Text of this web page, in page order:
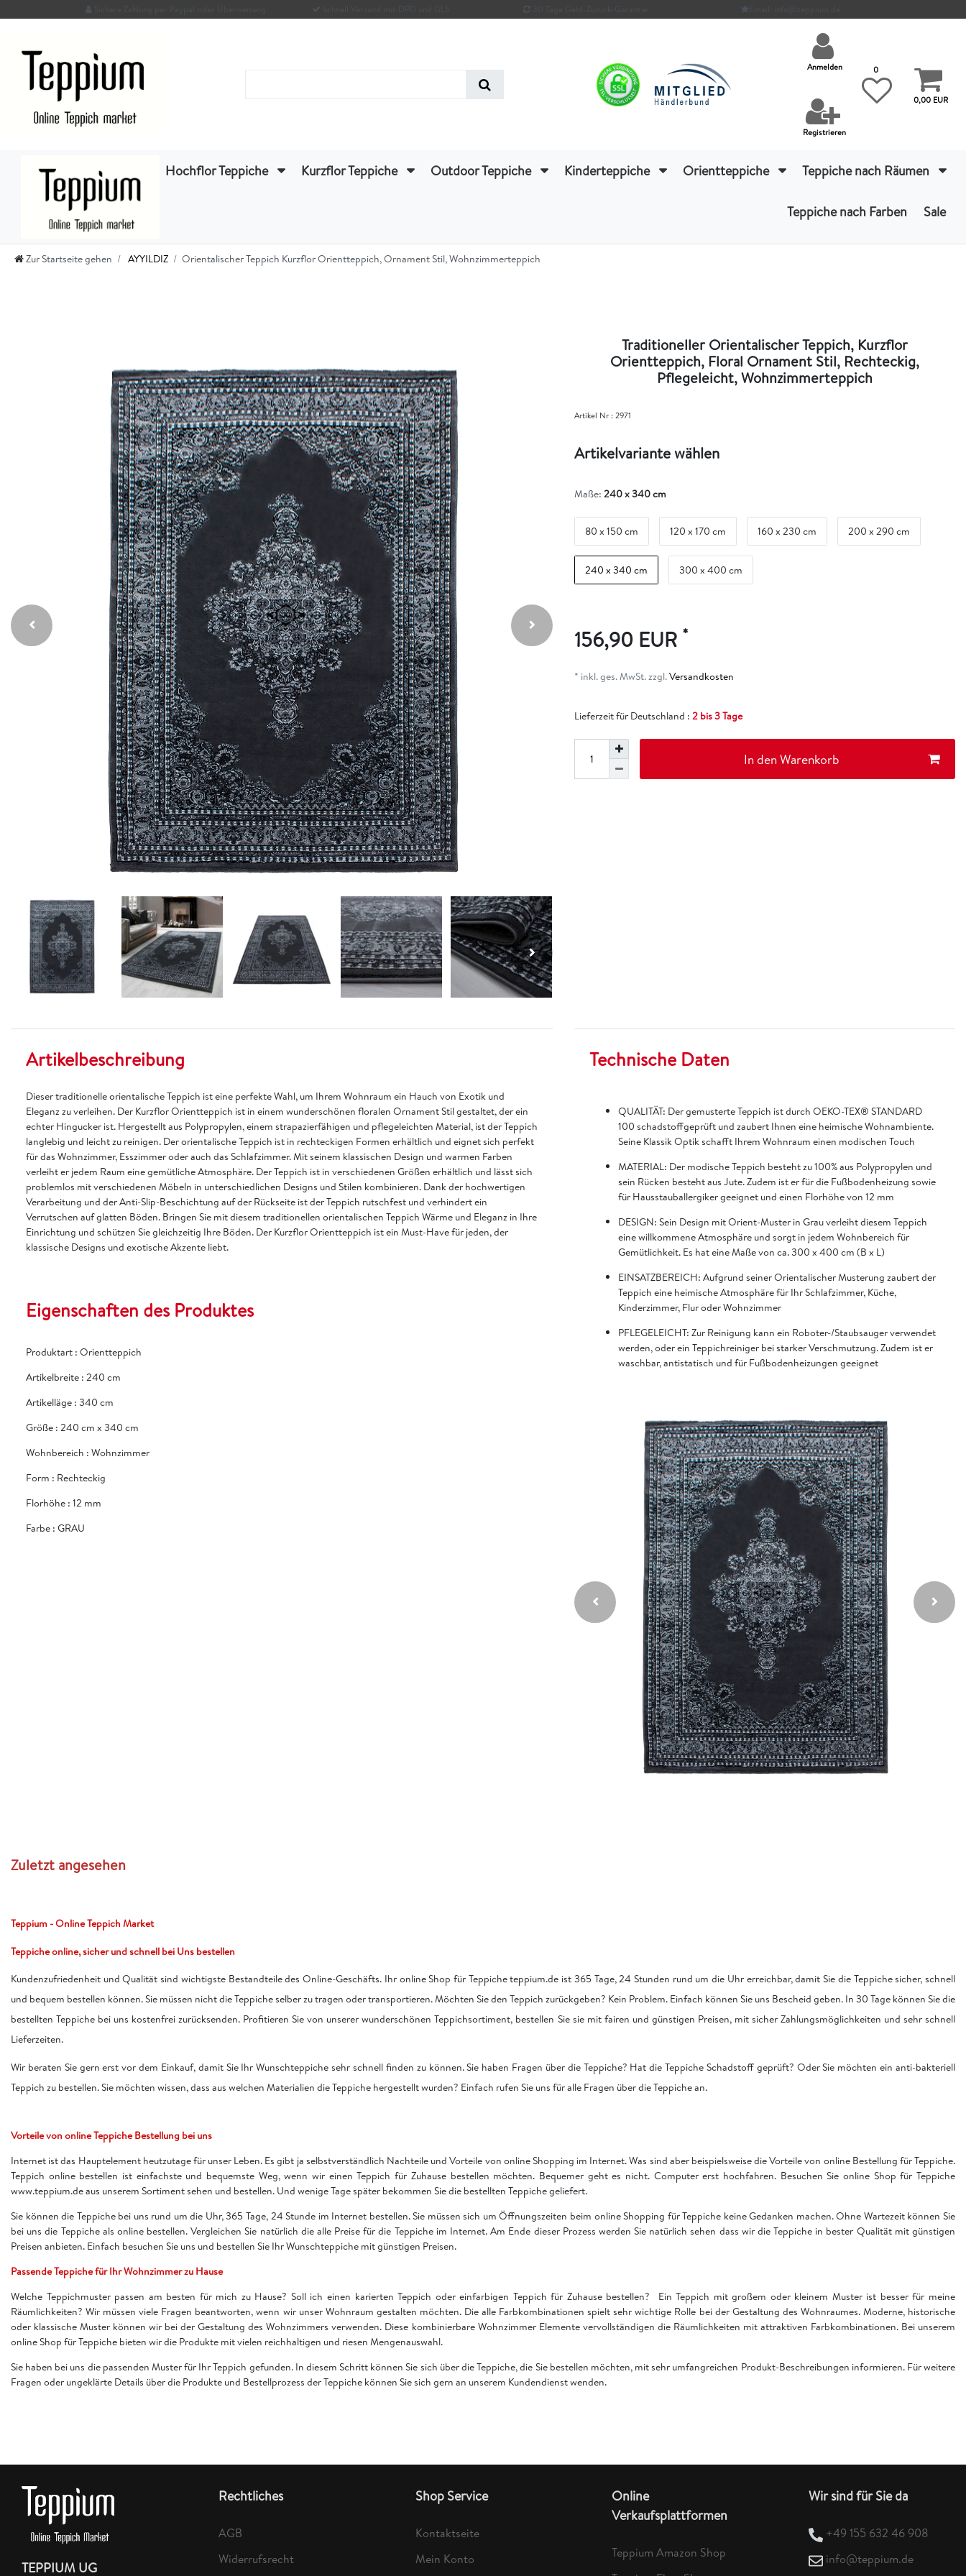
Sichere Zahlung per Paypal oder Überweisung Schnell Versand mit DPD und GLS 30 Tage Geld-Zurück-Garantie Email: info@teppium.de
Anmelden
Registrieren
0
0,00 EUR
Hochflor Teppiche Kurzflor Teppiche Outdoor Teppiche Kinderteppiche Orientteppiche Teppiche nach Räumen
Teppiche nach Farben Sale
Zur Startseite gehen AYYILDIZ Orientalischer Teppich Kurzflor Orientteppich, Ornament Stil, Wohnzimmerteppich
Traditioneller Orientalischer Teppich, Kurzflor
Orientteppich, Floral Ornament Stil, Rechteckig,
Pflegeleicht, Wohnzimmerteppich
Artikel Nr :2971
Artikelvariante wählen
Maße: 240 x 340 cm
80 x 150 cm 120 x 170 cm 160 x 230 cm 200 x 290 cm
240 x 340 cm 300 x 400 cm
156,90 EUR *
* inkl. ges. MwSt. zzgl.Versandkosten
Lieferzeit für Deutschland : 2 bis 3 Tage
In den Warenkorb
Artikelbeschreibung
Dieser traditionelle orientalische Teppich ist eine perfekte Wahl, um Ihrem Wohnraum ein Hauch von Exotik und
Eleganz zu verleihen. Der Kurzflor Orientteppich ist in einem wunderschönen floralen Ornament Stil gestaltet, der ein
echter Hingucker ist. Hergestellt aus Polypropylen, einem strapazierfähigen und pflegeleichten Material, ist der Teppich
langlebig und leicht zu reinigen. Der orientalische Teppich ist in rechteckigen Formen erhältlich und eignet sich perfekt
für das Wohnzimmer, Esszimmer oder auch das Schlafzimmer. Mit seinem klassischen Design und warmen Farben
verleiht er jedem Raum eine gemütliche Atmosphäre. Der Teppich ist in verschiedenen Größen erhältlich und lässt sich
problemlos mit verschiedenen Möbeln in unterschiedlichen Designs und Stilen kombinieren. Dank der hochwertigen
Verarbeitung und der Anti-Slip-Beschichtung auf der Rückseite ist der Teppich rutschfest und verhindert ein
Verrutschen auf glatten Böden. Bringen Sie mit diesem traditionellen orientalischen Teppich Wärme und Eleganz in Ihre
Einrichtung und schützen Sie gleichzeitig Ihre Böden. Der Kurzflor Orientteppich ist ein Must-Have für jeden, der
klassische Designs und exotische Akzente liebt.
Eigenschaften des Produktes
Produktart : Orientteppich
Artikelbreite : 240 cm
Artikelläge : 340 cm
Größe : 240 cm x 340 cm
Wohnbereich : Wohnzimmer
Form : Rechteckig
Florhöhe : 12 mm
Farbe : GRAU
Technische Daten
QUALITÄT: Der gemusterte Teppich ist durch OEKO-TEX® STANDARD
100 schadstoffgeprüft und zaubert Ihnen eine heimische Wohnambiente.
Seine Klassik Optik schafft Ihrem Wohnraum einen modischen Touch
MATERIAL: Der modische Teppich besteht zu 100% aus Polypropylen und
sein Rücken besteht aus Jute. Zudem ist er für die Fußbodenheizung sowie
für Hausstauballergiker geeignet und einen Florhöhe von 12 mm
DESIGN: Sein Design mit Orient-Muster in Grau verleiht diesem Teppich
eine willkommene Atmosphäre und sorgt in jedem Wohnbereich für
Gemütlichkeit. Es hat eine Maße von ca. 300 x 400 cm (B x L)
EINSATZBEREICH: Aufgrund seiner Orientalischer Musterung zaubert der
Teppich eine heimische Atmosphäre für Ihr Schlafzimmer, Küche,
Kinderzimmer, Flur oder Wohnzimmer
PFLEGELEICHT: Zur Reinigung kann ein Roboter-/Staubsauger verwendet
werden, oder ein Teppichreiniger bei starker Verschmutzung. Zudem ist er
waschbar, antistatisch und für Fußbodenheizungen geeignet
Zuletzt angesehen
Teppium - Online Teppich Market
Teppiche online, sicher und schnell bei Uns bestellen
Kundenzufriedenheit und Qualität sind wichtigste Bestandteile des Online-Geschäfts. Ihr online Shop für Teppiche teppium.de ist 365 Tage, 24 Stunden rund um die Uhr erreichbar, damit Sie die Teppiche sicher, schnell
und bequem bestellen können. Sie müssen nicht die Teppiche selber zu tragen oder transportieren. Möchten Sie den Teppich zurückgeben? Kein Problem. Einfach können Sie uns Bescheid geben. In 30 Tage können Sie die
bestellten Teppiche bei uns kostenfrei zurücksenden. Profitieren Sie von unserer wunderschönen Teppichsortiment, bestellen Sie sie mit fairen und günstigen Preisen, mit sicher Zahlungsmöglichkeiten und sehr schnell
Lieferzeiten.
Wir beraten Sie gern erst vor dem Einkauf, damit Sie Ihr Wunschteppiche sehr schnell finden zu können. Sie haben Fragen über die Teppiche? Hat die Teppiche Schadstoff geprüft? Oder Sie möchten ein anti-bakteriell
Teppich zu bestellen. Sie möchten wissen, dass aus welchen Materialien die Teppiche hergestellt wurden? Einfach rufen Sie uns für alle Fragen über die Teppiche an.
Vorteile von online Teppiche Bestellung bei uns
Internet ist das Hauptelement heutzutage für unser Leben. Es gibt ja selbstverständlich Nachteile und Vorteile von online Shopping im Internet. Was sind aber beispielsweise die Vorteile von online Bestellung für Teppiche.
Teppich online bestellen ist einfachste und bequemste Weg, wenn wir einen Teppich für Zuhause bestellen möchten. Bequemer geht es nicht. Computer erst hochfahren. Besuchen Sie online Shop für Teppiche
www.teppium.de aus unserem Sortiment sehen und bestellen. Und wenige Tage später bekommen Sie die bestellten Teppiche geliefert.
Sie können die Teppiche bei uns rund um die Uhr, 365 Tage, 24 Stunde im Internet bestellen. Sie müssen sich um Öffnungszeiten beim online Shopping für Teppiche keine Gedanken machen. Ohne Wartezeit können Sie
bei uns die Teppiche als online bestellen. Vergleichen Sie natürlich die alle Preise für die Teppiche im Internet. Am Ende dieser Prozess werden Sie natürlich sehen dass wir die Teppiche in bester Qualität mit günstigen
Preisen anbieten. Einfach besuchen Sie uns und bestellen Sie Ihr Wunschteppiche mit günstigen Preisen.
Passende Teppiche für Ihr Wohnzimmer zu Hause
Welche Teppichmuster passen am besten für mich zu Hause? Soll ich einen karierten Teppich oder einfarbigen Teppich für Zuhause bestellen? Ein Teppich mit großem oder kleinem Muster ist besser für meine
Räumlichkeiten? Wir müssen viele Fragen beantworten, wenn wir unser Wohnraum gestalten möchten. Die alle Farbkombinationen spielt sehr wichtige Rolle bei der Gestaltung des Wohnraumes. Moderne, historische
oder klassische Muster können wir bei der Gestaltung des Wohnzimmers verwenden. Diese kombinierbare Wohnzimmer Elemente vervollständigen die Räumlichkeiten mit attraktiven Farbkombinationen. Bei unserem
online Shop für Teppiche bieten wir die Produkte mit vielen reichhaltigen und riesen Mengenauswahl.
Sie haben bei uns die passenden Muster für Ihr Teppich gefunden. In diesem Schritt können Sie sich über die Teppiche, die Sie bestellen möchten, mit sehr umfangreichen Produkt-Beschreibungen informieren. Für weitere
Fragen oder ungeklärte Details über die Produkte und Bestellprozess der Teppiche können Sie sich gern an unserem Kundendienst wenden.
TEPPIUM UG
Rechtliches
AGB
Widerrufsrecht
Shop Service
Kontaktseite
Mein Konto
Online
Verkaufsplattformen
Teppium Amazon Shop
Wir sind für Sie da
+49 155 632 46 908
info@teppium.de